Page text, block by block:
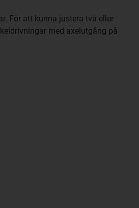
För att kunna justera två eller
med axelutgång på